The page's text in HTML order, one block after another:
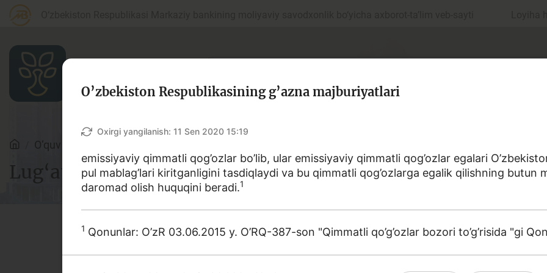
Maqolalar
Bank agentlari uchun Pul Islom moliyasi
O‘quv qo‘llanmalar
Lug‘at
Ushbu lug‘atda bank va moliya sohasiga oid terminlarning aniq ta'riflarini
O’zbekiston Respublikasining g’azna majburiyatlari
Oxirgi yangilanish: 11 Sen 2020 15:19
emissiyaviy qimmatli qog’ozlar bo’lib, ular emissiyaviy qimmatli qog’ozlar egalari
pul mablag’lari kiritganligini tasdiqlaydi va bu qimmatli qog’ozlarga egalik qilishning butun
daromad olish huquqini beradi.1
1 Qonunlar: O’zR 03.06.2015 y. O’RQ-387-son "Qimmatli qo’g’ozlar bozori to’g’risida "gi